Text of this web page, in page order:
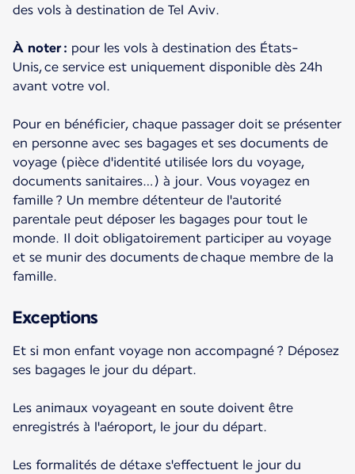
des vols à destination de Tel Aviv.
À noter : pour les vols à destination des États-
Unis, ce service est uniquement disponible dès 24h
avant votre vol.
Pour en bénéficier, chaque passager doit se présenter
en personne avec ses bagages et ses documents de
voyage (pièce d'identité utilisée lors du voyage,
documents sanitaires…) à jour. Vous voyagez en
famille ? Un membre détenteur de l'autorité
parentale peut déposer les bagages pour tout le
monde. Il doit obligatoirement participer au voyage
et se munir des documents de chaque membre de la
famille.
Exceptions
Et si mon enfant voyage non accompagné ? Déposez
ses bagages le jour du départ.
Les animaux voyageant en soute doivent être
enregistrés à l'aéroport, le jour du départ.
Les formalités de détaxe s'effectuent le jour du